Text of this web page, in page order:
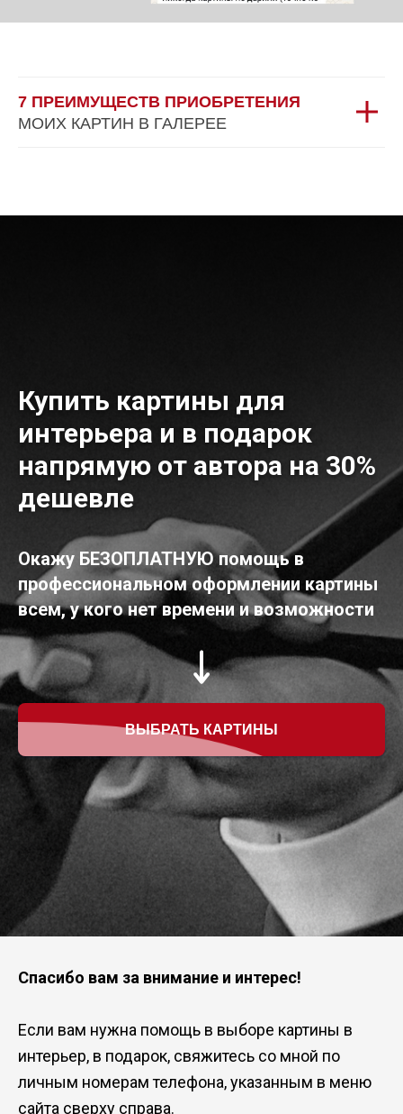
7 ПРЕИМУЩЕСТВ ПРИОБРЕТЕНИЯ
МОИХ КАРТИН В ГАЛЕРЕЕ
Купить картины для
интерьера и в подарок
напрямую от автора на 30%
дешевле
Окажу БЕЗОПЛАТНУЮ помощь в
профессиональном оформлении картины
всем, у кого нет времени и возможности
ВЫБРАТЬ КАРТИНЫ
Спасибо вам за внимание и интерес!
Если вам нужна помощь в выборе картины в
интерьер, в подарок, свяжитесь со мной по
личным номерам телефона, указанным в меню
сайта сверху справа.